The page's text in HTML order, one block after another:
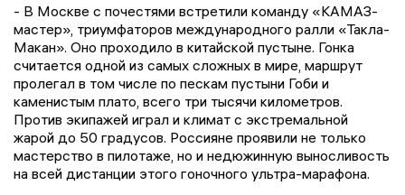
- В Москве с почестями встретили команду «КАМАЗ-
мастер», триумфаторов международного ралли «Такла-
Макан». Оно проходило в китайской пустыне. Гонка
считается одной из самых сложных в мире, маршрут
пролегал в том числе по пескам пустыни Гоби и
каменистым плато, всего три тысячи километров.
Против экипажей играл и климат с экстремальной
жарой до 50 градусов. Россияне проявили не только
мастерство в пилотаже, но и недюжинную выносливость
на всей дистанции этого гоночного ультра-марафона.